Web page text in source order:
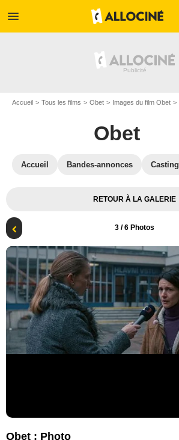
menu
Accueil Tous les films Obet Images du film Obet
Obet
Accueil Bandes-annonces Casting
RETOUR À LA GALERIE
3 / 6 Photos
Obet : Photo